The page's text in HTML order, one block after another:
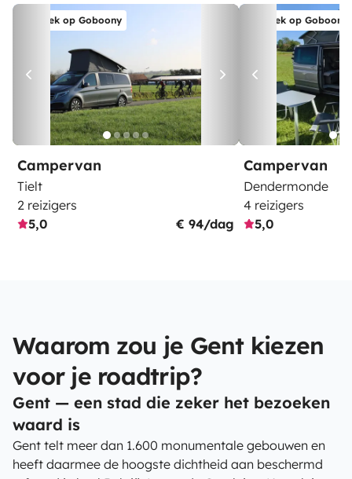
Boek op Goboony
Campervan
Tielt
2 reizigers
5,0
€ 94/dag
Boek op Goboony
Campervan
Dendermonde
4 reizigers
5,0
Waarom zou je Gent kiezen
voor je roadtrip?
Gent — een stad die zeker het bezoeken
waard is
Gent telt meer dan 1.600 monumentale gebouwen en
heeft daarmee de hoogste dichtheid aan beschermd